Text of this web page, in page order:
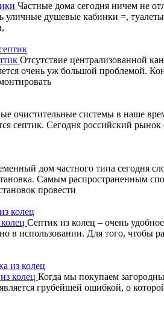
Частные дома сегодня ничем не
душевые кабинки =, туалеты
Отсутствие централизованной
очень уж большой проблемой.
очистительные системы в наше
септик. Сегодня российский
дом частного типа сегодня
Самым распространенным
провести
Септик из колец – очень
в использовании. Для того, чтобы
колец Когда мы покупаем
грубейшей ошибкой, о